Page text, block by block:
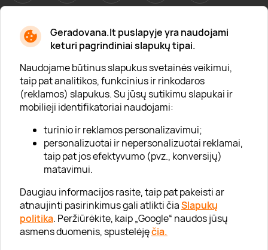
Geradovana.lt puslapyje yra naudojami
keturi pagrindiniai slapukų tipai.
Naudojame būtinus slapukus svetainės veikimui,
taip pat analitikos, funkcinius ir rinkodaros
(reklamos) slapukus. Su jūsų sutikimu slapukai ir
mobilieji identifikatoriai naudojami:
turinio ir reklamos personalizavimui;
personalizuotai ir nepersonalizuotai reklamai,
taip pat jos efektyvumo (pvz., konversijų)
matavimui.
Daugiau informacijos rasite, taip pat pakeisti ar
atnaujinti pasirinkimus gali atlikti čiaSlapukų
politika. Peržiūrėkite, kaip „Google“ naudos jūsų
asmens duomenis, spustelėjęčia.
Apie mus
Apie „Gera Dovana“
Lojalumo klubas
Karjera
Visi partneriai
Kontaktai
Tinklaraštis
Informacija